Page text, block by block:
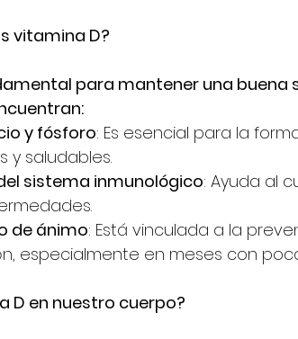
vitamina D?
para mantener una buena
y fósforo: Es esencial para la
y saludables.
sistema inmunológico: Ayuda al
de ánimo: Está vinculada a la
especialmente en meses con
D en nuestro cuerpo?